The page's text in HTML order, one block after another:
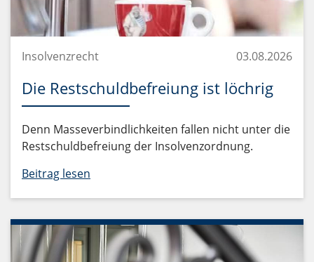
Insolvenzrecht 03.08.2026
Die Restschuldbefreiung ist löchrig
Denn Masseverbindlichkeiten fallen nicht unter die
Restschuldbefreiung der Insolvenzordnung.
Beitrag lesen